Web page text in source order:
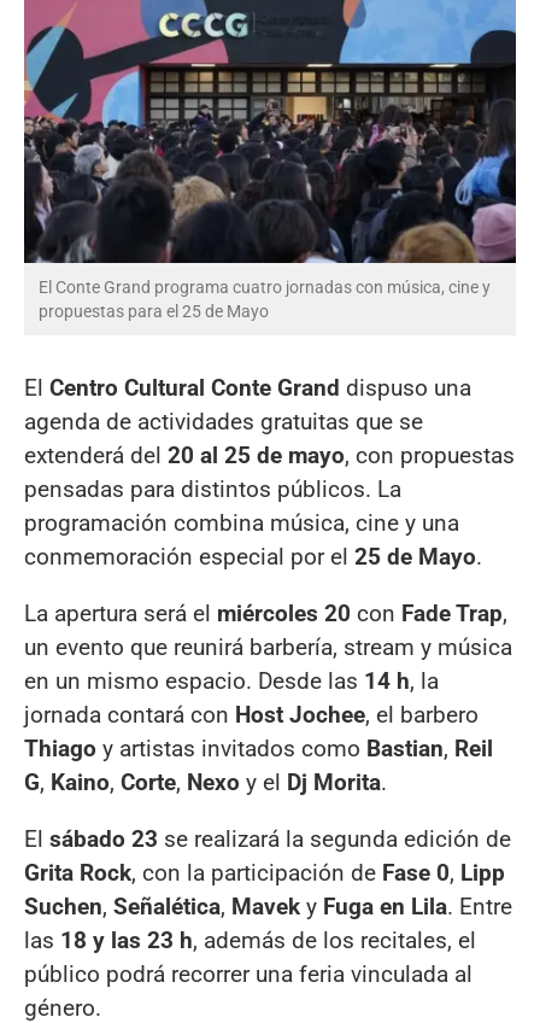
El Conte Grand programa cuatro jornadas con música, cine y
propuestas para el 25 de Mayo
El Centro Cultural Conte Grand dispuso una
agenda de actividades gratuitas que se
extenderá del 20 al 25 de mayo, con propuestas
pensadas para distintos públicos. La
programación combina música, cine y una
conmemoración especial por el 25 de Mayo.
La apertura será el miércoles 20 con Fade Trap,
un evento que reunirá barbería, stream y música
en un mismo espacio. Desde las 14 h, la
jornada contará con Host Jochee, el barbero
Thiago y artistas invitados como Bastian, Reil
G, Kaino, Corte, Nexo y el Dj Morita.
El sábado 23 se realizará la segunda edición de
Grita Rock, con la participación de Fase 0, Lipp
Suchen, Señalética, Mavek y Fuga en Lila. Entre
las 18 y las 23 h, además de los recitales, el
público podrá recorrer una feria vinculada al
género.